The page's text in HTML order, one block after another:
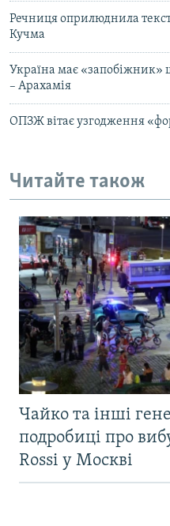
Речниця оприлюднила
Кучма
Україна має
– Арахамія
ОПЗЖ вітає узгодження
Читайте також
Чайко та інші
подробиці про
Rossi у Москві